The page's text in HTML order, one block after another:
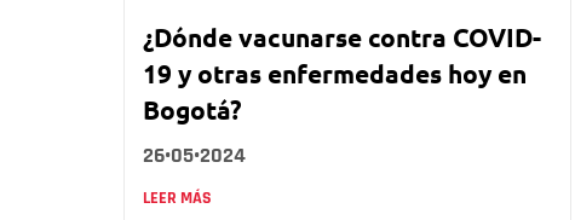
¿Dónde vacunarse contra COVID-
19 y otras enfermedades hoy en
Bogotá?
26•05•2024
LEER MÁS